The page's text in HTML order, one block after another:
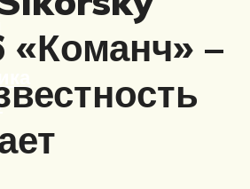
«Команч» –